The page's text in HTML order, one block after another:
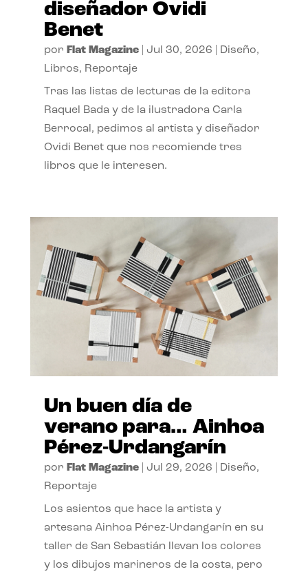
diseñador Ovidi
Benet
por Flat Magazine| Jul 30, 2026 Diseño,
Libros, Reportaje
Tras las listas de lecturas de la editora
Raquel Bada y de la ilustradora Carla
Berrocal, pedimos al artista y diseñador
Ovidi Benet que nos recomiende tres
libros que le interesen.
Un buen día de
verano para… Ainhoa
Pérez-Urdangarín
por Flat Magazine| Jul 29, 2026 Diseño,
Reportaje
Los asientos que hace la artista y
artesana Ainhoa Pérez-Urdangarín en su
taller de San Sebastián llevan los colores
y los dibujos marineros de la costa, pero